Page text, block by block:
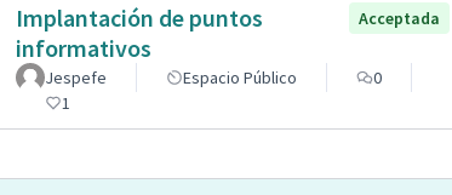
Implantación de puntos
informativos
Acceptada
Jespefe Espacio Público
0
1